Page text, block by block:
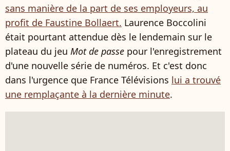
sans manière de la part de ses employeurs, au
profit de Faustine Bollaert. Laurence Boccolini
était pourtant attendue dès le lendemain sur le
plateau du jeu Mot de passe pour l'enregistrement
d'une nouvelle série de numéros. Et c'est donc
dans l'urgence que France Télévisions lui a trouvé
une remplaçante à la dernière minute.